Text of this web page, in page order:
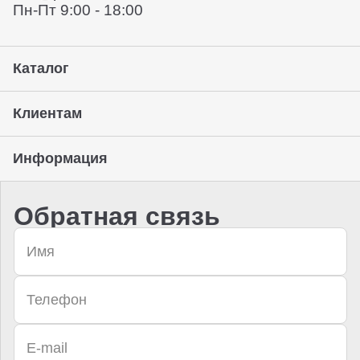
Пн-Пт 9:00 - 18:00
Каталог
Клиентам
Информация
Обратная связь